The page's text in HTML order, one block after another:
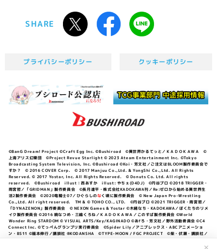
SHARE
プライバシーポリシー クッキーポリシー
©BanG Dream! Project ©Craft Egg Inc. ©Bushiroad ©異世界かるてっと／ＫＡＤＯＫＡＷＡ ©
上海アリス幻樂団 ©Project Revue Starlight © 2023 Ateam Entertainment Inc. ©Tokyo
Broadcasting System Television, Inc. ©Bushiroad ©Koi・芳文社／ご注文はBLOOM製作委員会で
すか？ © 2016 COVER Corp. © 2017 Manjuu Co.,Ltd. & YongShi Co.,Ltd. All Rights
Reserved. © 2017 Yostar, Inc. All Rights Reserved. © Donuts Co. Ltd. All rights
reserved. ©Bushiroad illust：西あすか illust: やちぇ(D4DJ) ©円谷プロ ©2018 TRIGGER・
雨宮哲／「GRIDMAN」製作委員会 ©長月達平・株式会社KADOKAWA刊／Re:ゼロから始める異世界生
活2製作委員会 ©2020竜騎士07／ひぐらしのなく頃に製作委員会 © New Japan Pro-Wrestling
Co.,Ltd. All right reserved. TM & © TOHO CO., LTD. ©円谷プロ ©2021 TRIGGER・雨宮哲／
「DYNAZENON」製作委員会 © NEXON Games & Yostar ©木緒なち・KADOKAWA／ぼくたちのリメ
イク製作委員会 ©2016 暁なつめ・三嶋くろね／ＫＡＤＯＫＡＷＡ／このすば製作委員会 ©World
Wonder Ring STARDOM © VISUAL ARTS/Key/KAGINADO ©あfろ・芳文社／野外活動委員会 ©C4
Connect Inc. ©てっぺんグランプリ実行委員会 ©Spider Lily／アニプレックス・ABCアニメーショ
ン・BS11 ©福本伸行／講談社 ®KODANSHA ©TYPE-MOON / FGC PROJECT ©柴・伏瀬・講談社／